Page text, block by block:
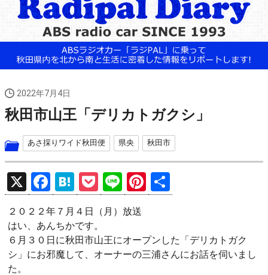
2022年7月4日
秋田市山王「デリカトガクシ」
あさ採りワイド秋田便 県央 秋田市
X
F
a
ce
b
o
H
at
e
n
a
P
o
ck
et
Li
n
e
Pi
nt
es
t
有
２０２２年７月４日（月）放送
はい、あんちかです。
６月３０日に秋田市山王にオープンした「デリカトガク
シ」にお邪魔して、オーナーの三浦さんにお話を伺いまし
た。